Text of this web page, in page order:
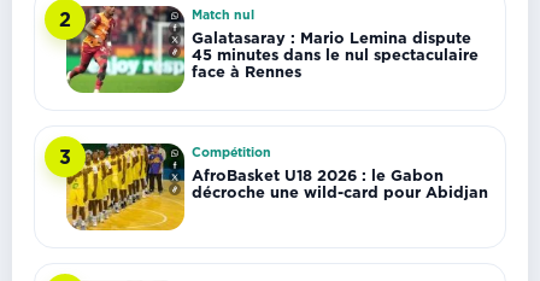
2 Match nul
Galatasaray : Mario Lemina dispute
45 minutes dans le nul spectaculaire
face à Rennes
3 Compétition
AfroBasket U18 2026 : le Gabon
décroche une wild-card pour Abidjan